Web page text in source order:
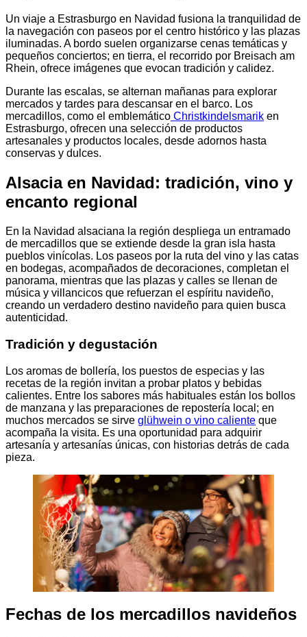
Un viaje a Estrasburgo en Navidad fusiona la tranquilidad de
la navegación con paseos por el centro histórico y las plazas
iluminadas. A bordo suelen organizarse cenas temáticas y
pequeños conciertos; en tierra, el recorrido por Breisach am
Rhein, ofrece imágenes que evocan tradición y calidez.
Durante las escalas, se alternan mañanas para explorar
mercados y tardes para descansar en el barco. Los
mercadillos, como el emblemático Christkindelsmarik en
Estrasburgo, ofrecen una selección de productos
artesanales y productos locales, desde adornos hasta
conservas y dulces.
Alsacia en Navidad: tradición, vino y
encanto regional
En la Navidad alsaciana la región despliega un entramado
de mercadillos que se extiende desde la gran isla hasta
pueblos vinícolas. Los paseos por la ruta del vino y las catas
en bodegas, acompañados de decoraciones, completan el
panorama, mientras que las plazas y calles se llenan de
música y villancicos que refuerzan el espíritu navideño,
creando un verdadero destino navideño para quien busca
autenticidad.
Tradición y degustación
Los aromas de bollería, los puestos de especias y las
recetas de la región invitan a probar platos y bebidas
calientes. Entre los sabores más habituales están los bollos
de manzana y las preparaciones de repostería local; en
muchos mercados se sirve glühwein o vino caliente que
acompaña la visita. Es una oportunidad para adquirir
artesanía y artesanías únicas, con historias detrás de cada
pieza.
Fechas de los mercadillos navideños